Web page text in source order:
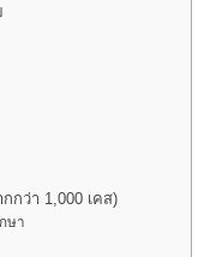
กว่า 1,000 เคส)
ษา